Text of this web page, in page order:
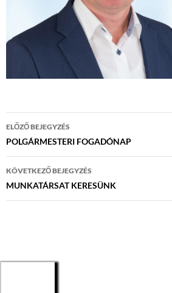
Bejegyzés
navigáció
ELŐZŐ BEJEGYZÉS
POLGÁRMESTERI FOGADÓNAP
KÖVETKEZŐ BEJEGYZÉS
MUNKATÁRSAT KERESÜNK